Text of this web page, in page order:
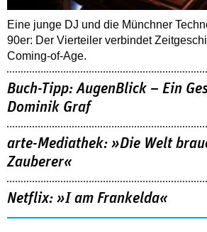
Eine junge DJ und die Münchner
90er: Der Vierteiler verbindet
Coming-of-Age.
Buch-Tipp: AugenBlick – Ein
Dominik Graf
arte-Mediathek: »Die Welt
Zauberer«
Netflix: »I am Frankelda«